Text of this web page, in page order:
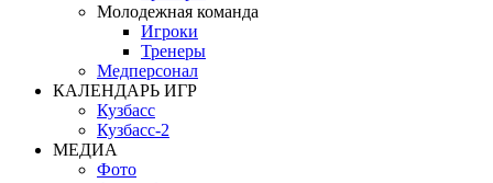
Молодежная команда
Игроки
Тренеры
Медперсонал
КАЛЕНДАРЬ ИГР
Кузбасс
Кузбасс-2
МЕДИА
Фото